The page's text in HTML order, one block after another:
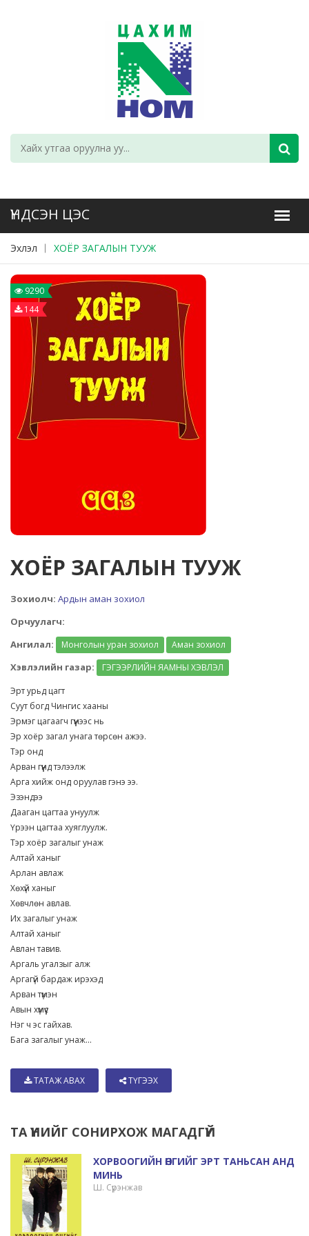
Эхлэл ХОЁР ЗАГАЛЫН ТУУЖ
9290
144
ХОЁР ЗАГАЛЫН ТУУЖ
Зохиолч: Ардын аман зохиол
Орчуулагч:
Ангилал:
Монголын уран зохиол Аман зохиол
Хэвлэлийн газар:
ГЭГЭЭРЛИЙН ЯАМНЫ ХЭВЛЭЛ
Эрт урьд цагт
Суут богд Чингис хааны
Эрмэг цагаагч гүүнээс нь
Эр хоёр загал унага төрсөн ажээ.
Тэр онд
Арван гүүнд тэлээлж
Арга хийж онд оруулав гэнэ ээ.
Эзэндээ
Дааган цагтаа унуулж
Үрээн цагтаа хуяглуулж.
Тэр хоёр загалыг унаж
Алтай ханыг
Арлан авлаж
Хөхүй ханыг
Хөвчлөн авлав.
Их загалыг унаж
Алтай ханыг
Авлан тавив.
Аргаль угалзыг алж
Аргагүй бардаж ирэхэд
Арван түмэн
Авын хүмүүс
Нэг ч эс гайхав.
Бага загалыг унаж...
ТАТАЖ АВАХ ТҮГЭЭХ
ТА ҮҮНИЙГ СОНИРХОЖ МАГАДГҮЙ
ХОРВООГИЙН ӨНГИЙГ ЭРТ ТАНЬСАН АНД
МИНЬ
Ш. Сүрэнжав